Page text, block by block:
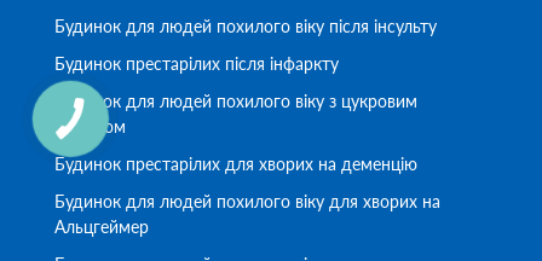
Будинок для людей похилого віку після інсульту
Будинок престарілих після інфаркту
Будинок для людей похилого віку з цукровим
діабетом
Будинок престарілих для хворих на деменцію
Будинок для людей похилого віку для хворих на
Альцгеймер